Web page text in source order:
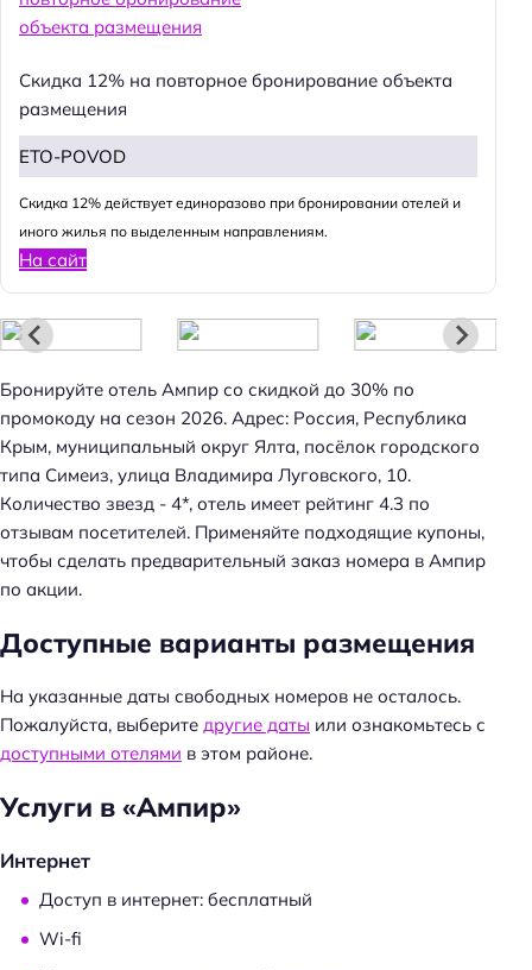
Скидка 12% на повторное бронирование объекта
размещения
ETO-POVOD
Cкидка 12% действует единоразово при бронировании отелей и
иного жилья по выделенным направлениям.
На сайт
Бронируйте отель Ампир со скидкой до 30% по
промокоду на сезон 2026. Адрес: Россия, Республика
Крым, муниципальный округ Ялта, посёлок городского
типа Симеиз, улица Владимира Луговского, 10.
Количество звезд - 4*, отель имеет рейтинг 4.3 по
отзывам посетителей. Применяйте подходящие купоны,
чтобы сделать предварительный заказ номера в Ампир
по акции.
Доступные варианты размещения
На указанные даты свободных номеров не осталось.
Пожалуйста, выберите другие даты или ознакомьтесь с
доступными отелями в этом районе.
Услуги в «Ампир»
Интернет
Доступ в интернет: бесплатный
Wi-fi
а
й
т
: